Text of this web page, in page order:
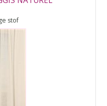
stof